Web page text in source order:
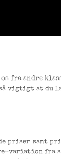
fra andre
vigtigt at du
priser samt
variation